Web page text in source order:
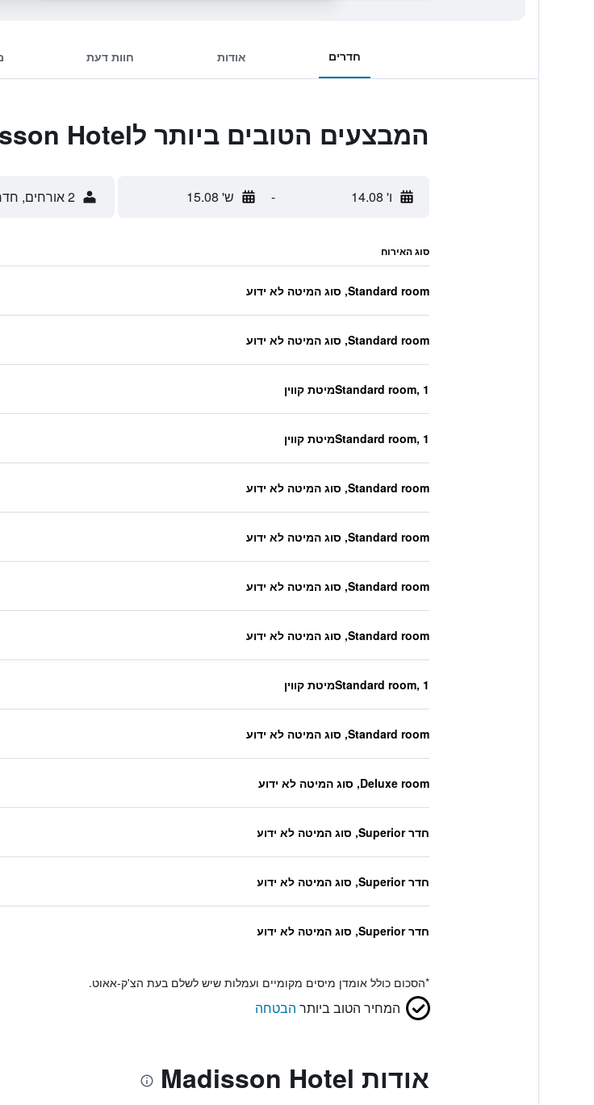
חדרים אודות חוות דעת
המבצעים הטובים ביותר לMadisson Hotel
ו' 14.08 - ש' 15.08 2 אורחים, חדר 1
סוג האירוח
Standard room, סוג המיטה לא ידוע
Standard room, סוג המיטה לא ידוע
Standard room, 1מיטת קווין
Standard room, 1מיטת קווין
Standard room, סוג המיטה לא ידוע
Standard room, סוג המיטה לא ידוע
Standard room, סוג המיטה לא ידוע
Standard room, סוג המיטה לא ידוע
Standard room, 1מיטת קווין
Standard room, סוג המיטה לא ידוע
Deluxe room, סוג המיטה לא ידוע
חדר Superior, סוג המיטה לא ידוע
חדר Superior, סוג המיטה לא ידוע
חדר Superior, סוג המיטה לא ידוע
*הסכום כולל אומדן מיסים מקומיים ועמלות שיש לשלם בעת הצ'ק-אאוט.
המחיר הטוב ביותר הבטחה
אודות Madisson Hotel